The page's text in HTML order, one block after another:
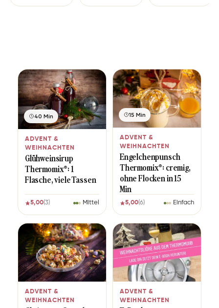
40 Min
ADVENT &
WEIHNACHTEN
Glühweinsirup
Thermomix®: 1
Flasche, viele Tassen
5,00(3) Mittel
15 Min
ADVENT &
WEIHNACHTEN
Engelchenpunsch
Thermomix®: cremig,
ohne Flocken in 15
Min
5,00(6) Einfach
ADVENT &
WEIHNACHTEN
ADVENT &
WEIHNACHTEN